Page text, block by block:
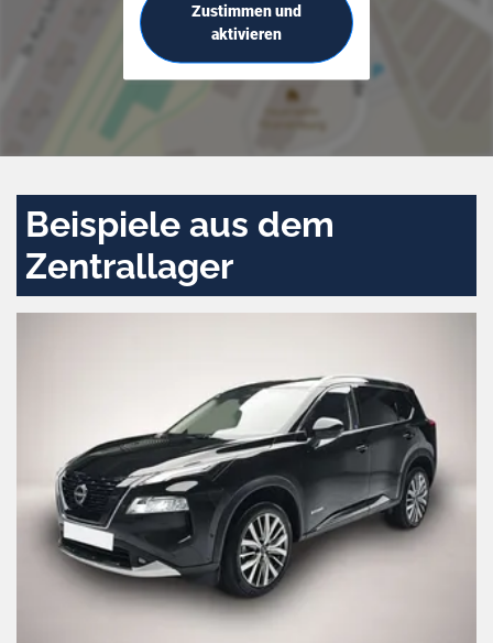
Zustimmen und
aktivieren
Beispiele aus dem
Zentrallager